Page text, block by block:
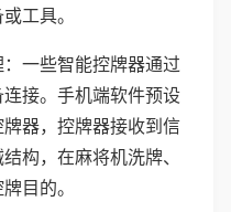
工具。
一些智能控牌器通过
接。手机端软件预设
器，控牌器接收到信
构，在麻将机洗牌、
目的。